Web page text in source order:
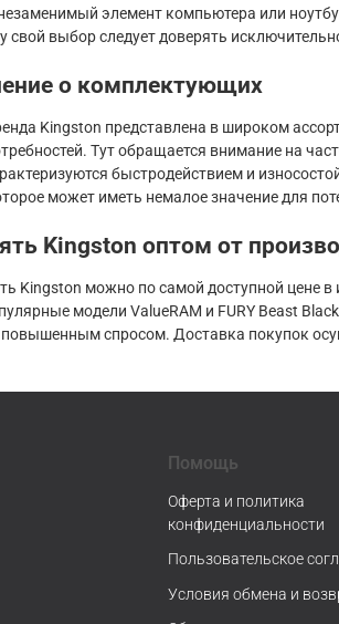
элемент компьютера или
свой выбор следует доверять
о комплектующих
Kingston представлена в широком
Тут обращается внимание на
быстродействием и
может иметь немалое значение для
Kingston оптом от
Kingston можно по самой доступной цене
модели ValueRAM и FURY Beast
повышенным спросом. Доставка покупок
Помощь
Оферта и политика
конфиденциальности
Пользовательское
Условия обмена и